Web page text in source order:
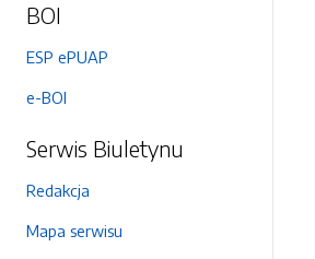
BOI
ESP ePUAP
e-BOI
Serwis Biuletynu
Redakcja
Mapa serwisu